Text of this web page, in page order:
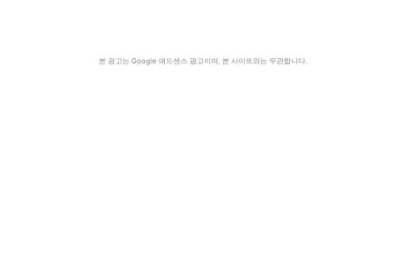
본 광고는 Google 애드센스 광고이며, 본 사이트와는 무관합니다.